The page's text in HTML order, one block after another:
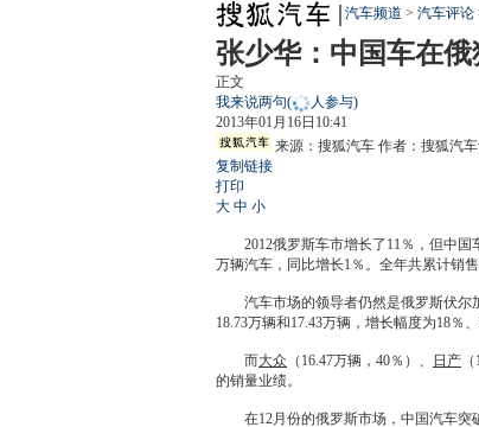
汽车频道 > 汽车评论
张少华：中国车在
正文
我来说两句(
人参与)
2013年01月16日10:41
来源： 搜狐汽车作者：搜狐汽
复制链接
打印
大 中 小
2012俄罗斯车市增长了11％，但中国
万辆汽车，同比增长1％。全年共累计销
汽车市场的领导者仍然是俄罗斯伏尔
18.73万辆和17.43万辆，增长幅度为18％、
而大众 （16.47万辆，40％）、 日产
的销量业绩。
在12月份的俄罗斯市场，中国汽车突